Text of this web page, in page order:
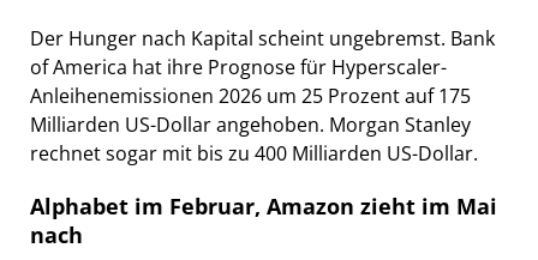
Der Hunger nach Kapital scheint ungebremst. Bank
of America hat ihre Prognose für Hyperscaler-
Anleihenemissionen 2026 um 25 Prozent auf 175
Milliarden US-Dollar angehoben. Morgan Stanley
rechnet sogar mit bis zu 400 Milliarden US-Dollar.
Alphabet im Februar, Amazon zieht im Mai
nach